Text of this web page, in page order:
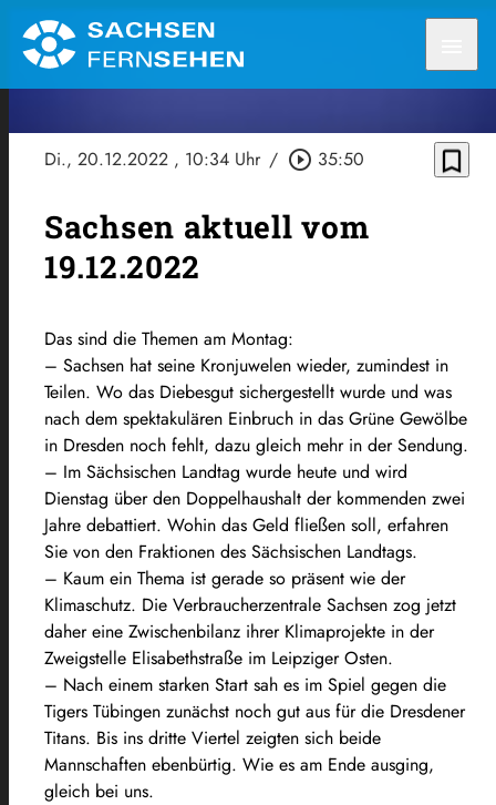
Di., 20.12.2022 , 10:34 Uhr / play_circle_outline 35:50 bookmark_border
Sachsen aktuell vom
19.12.2022
Das sind die Themen am Montag:
– Sachsen hat seine Kronjuwelen wieder, zumindest in
Teilen. Wo das Diebesgut sichergestellt wurde und was
nach dem spektakulären Einbruch in das Grüne Gewölbe
in Dresden noch fehlt, dazu gleich mehr in der Sendung.
– Im Sächsischen Landtag wurde heute und wird
Dienstag über den Doppelhaushalt der kommenden zwei
Jahre debattiert. Wohin das Geld fließen soll, erfahren
Sie von den Fraktionen des Sächsischen Landtags.
– Kaum ein Thema ist gerade so präsent wie der
Klimaschutz. Die Verbraucherzentrale Sachsen zog jetzt
daher eine Zwischenbilanz ihrer Klimaprojekte in der
Zweigstelle Elisabethstraße im Leipziger Osten.
– Nach einem starken Start sah es im Spiel gegen die
Tigers Tübingen zunächst noch gut aus für die Dresdener
Titans. Bis ins dritte Viertel zeigten sich beide
Mannschaften ebenbürtig. Wie es am Ende ausging,
gleich bei uns.